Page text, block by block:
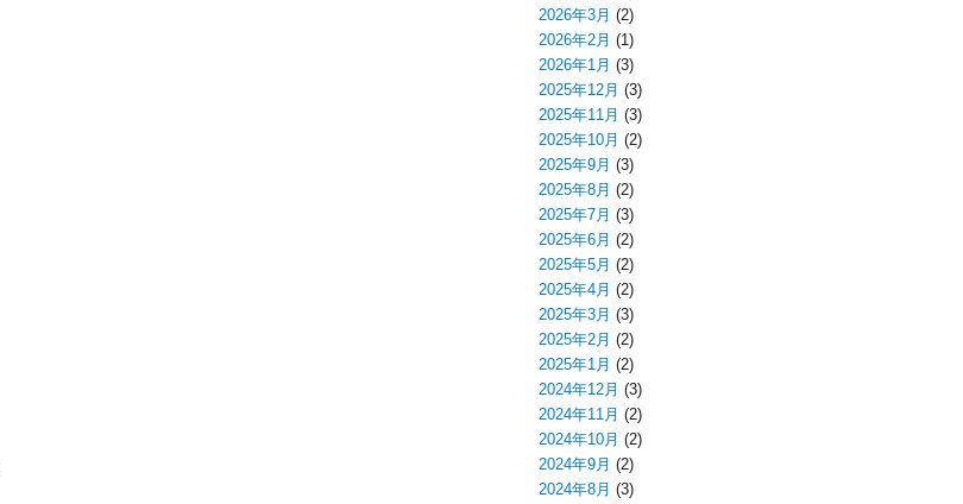
2026年3月 (2)
2026年2月 (1)
2026年1月 (3)
2025年12月 (3)
2025年11月 (3)
2025年10月 (2)
2025年9月 (3)
2025年8月 (2)
2025年7月 (3)
2025年6月 (2)
2025年5月 (2)
2025年4月 (2)
2025年3月 (3)
2025年2月 (2)
2025年1月 (2)
2024年12月 (3)
2024年11月 (2)
2024年10月 (2)
2024年9月 (2)
2024年8月 (3)